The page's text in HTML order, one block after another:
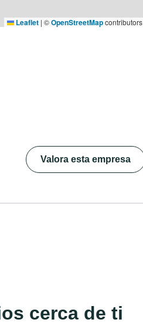
Leaflet | ©OpenStreetMapcontributors
Valora esta empresa
cerca de ti